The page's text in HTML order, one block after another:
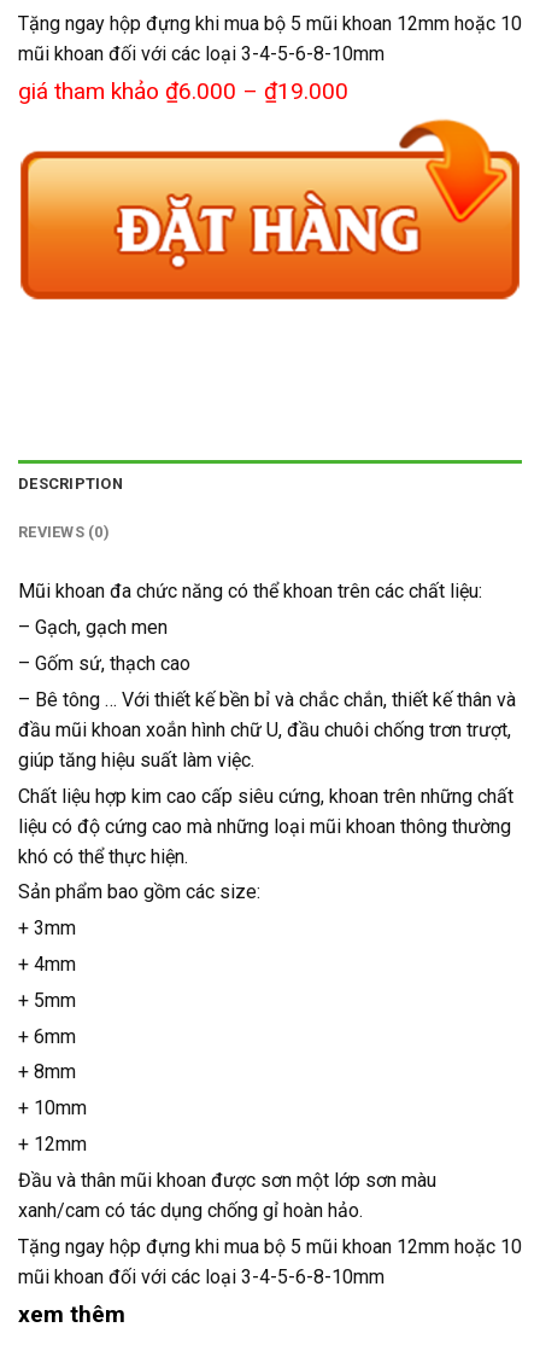
Tặng ngay hộp đựng khi mua bộ 5 mũi khoan 12mm hoặc 10
mũi khoan đối với các loại 3-4-5-6-8-10mm
giá tham khảo ₫6.000 – ₫19.000
DESCRIPTION
REVIEWS (0)
Mũi khoan đa chức năng có thể khoan trên các chất liệu:
– Gạch, gạch men
– Gốm sứ, thạch cao
– Bê tông … Với thiết kế bền bỉ và chắc chắn, thiết kế thân và
đầu mũi khoan xoắn hình chữ U, đầu chuôi chống trơn trượt,
giúp tăng hiệu suất làm việc.
Chất liệu hợp kim cao cấp siêu cứng, khoan trên những chất
liệu có độ cứng cao mà những loại mũi khoan thông thường
khó có thể thực hiện.
Sản phẩm bao gồm các size:
+ 3mm
+ 4mm
+ 5mm
+ 6mm
+ 8mm
+ 10mm
+ 12mm
Đầu và thân mũi khoan được sơn một lớp sơn màu
xanh/cam có tác dụng chống gỉ hoàn hảo.
Tặng ngay hộp đựng khi mua bộ 5 mũi khoan 12mm hoặc 10
mũi khoan đối với các loại 3-4-5-6-8-10mm
xem thêm